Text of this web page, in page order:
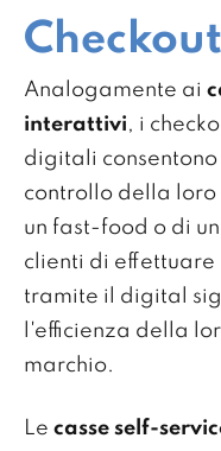
Analogamente ai
interattivi, i
digitali consentono
controllo della loro
un fast-food o di
clienti di effettuare
tramite il digital
l'efficienza della
marchio.
Le casse self-